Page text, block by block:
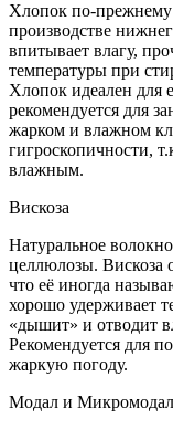
Хлопок по-прежнему
производстве
впитывает влагу,
температуры при
Хлопок идеален для
рекомендуется для
жарком и влажном
гигроскопичности,
влажным.
Вискоза
Натуральное
целлюлозы. Вискоза
что её иногда
хорошо удерживает
«дышит» и отводит
Рекомендуется для
жаркую погоду.
Модал и Микромодал